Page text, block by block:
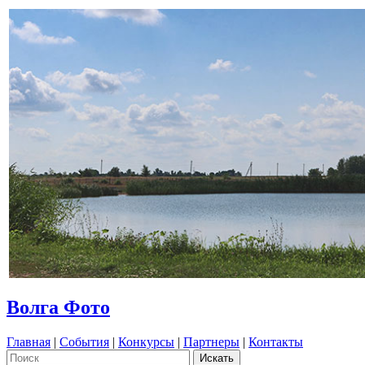
Волга Фото
Главная | События | Конкурсы | Партнеры | Контакты